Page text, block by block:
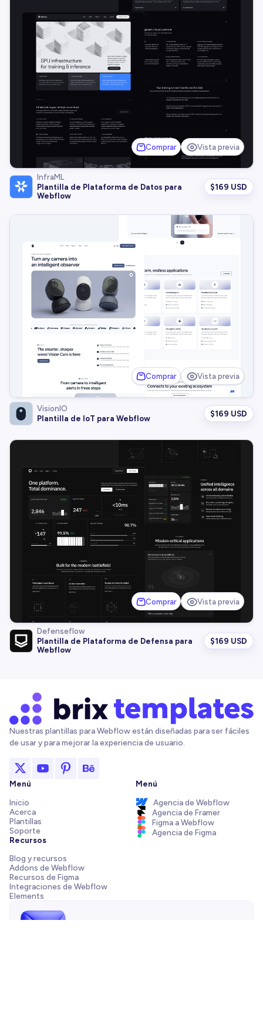
Comprar Vista previa
InfraML
Plantilla de Plataforma de Datos para
Webflow
$169 USD
Comprar Vista previa
VisionIO
Plantilla de IoT para Webflow
$169 USD
Comprar Vista previa
Defenseflow
Plantilla de Plataforma de Defensa para
Webflow
$169 USD
Nuestras plantillas para Webflow están diseñadas para ser fáciles
de usar y para mejorar la experiencia de usuario.
Menú
Inicio
Acerca
Plantillas
Soporte
Recursos
Blog y recursos
Addons de Webflow
Recursos de Figma
Integraciones de Webflow
Elements
Menú
Agencia de Webflow
Agencia de Framer
Figma a Webflow
Agencia de Figma